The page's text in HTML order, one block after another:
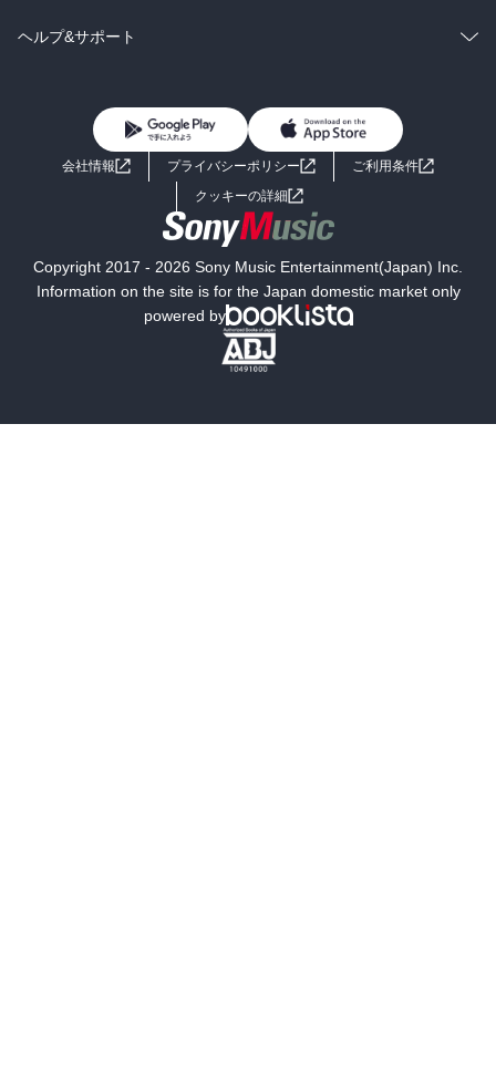
BL・TL
雑誌・グラビア
ラノベ
コミック
ライトノベル 男子向けラノベ
小説
海外小説
ミステリー SF
文学
ヘルプ&サポート
よくあるご質問 お問い合わせ
会社情報 プライバシーポリシー
ご利用条件
クッキーの詳細
Copyright 2017 - 2026 Sony Music Entertainment(Japan) Inc.
Information on the site is for the Japan domestic market only
powered by